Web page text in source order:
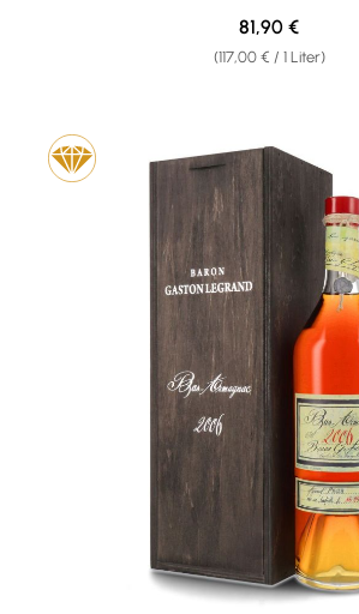
(117,00 € / 1 Liter)
Regulärer Preis:
81,90 €